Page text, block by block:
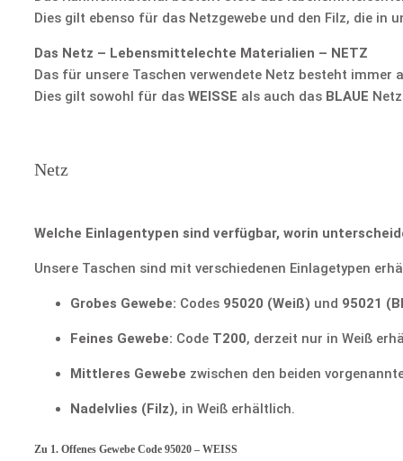
Dies gilt ebenso für das Netzgewebe und den Filz, die in
Das Netz – Lebensmittelechte Materialien – NETZ
Das für unsere Taschen verwendete Netz besteht
Dies gilt sowohl für das WEISSE als auch das BLAUE
Netz
Welche Einlagentypen sind verfügbar, worin
Unsere Taschen sind mit verschiedenen Einlagetypen
Grobes Gewebe: Codes 95020 (Weiß) und 95021
Feines Gewebe: Code T200, derzeit nur in Weiß
Mittleres Gewebe zwischen den beiden
Nadelvlies (Filz), in Weiß erhältlich.
Zu 1. Offenes Gewebe Code 95020 – WEISS